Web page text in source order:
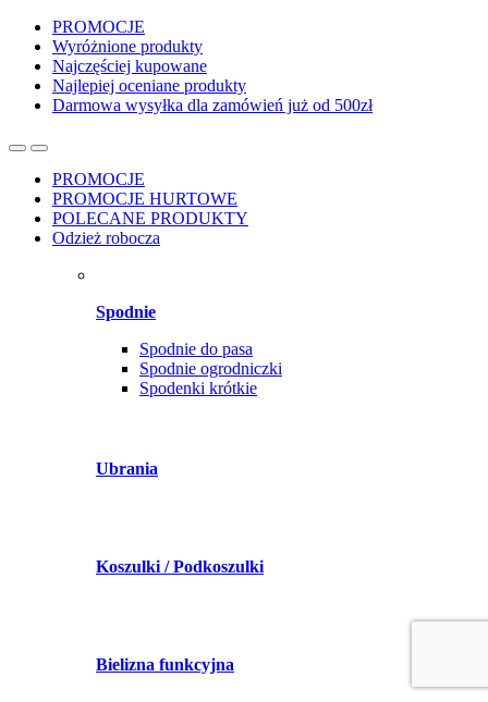
PROMOCJE
Wyróżnione produkty
Najczęściej kupowane
Najlepiej oceniane produkty
Darmowa wysyłka dla zamówień już od 500zł
PROMOCJE
PROMOCJE HURTOWE
POLECANE PRODUKTY
Odzież robocza
Spodnie
Spodnie do pasa
Spodnie ogrodniczki
Spodenki krótkie
Ubrania
Koszulki / Podkoszulki
Bielizna funkcyjna